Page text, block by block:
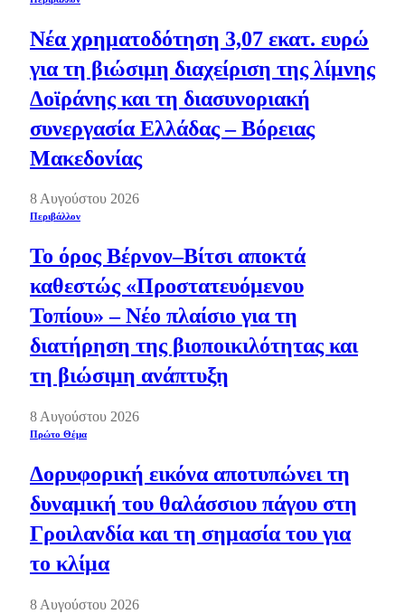
Νέα χρηματοδότηση 3,07 εκατ. ευρώ
για τη βιώσιμη διαχείριση της λίμνης
Δοϊράνης και τη διασυνοριακή
συνεργασία Ελλάδας – Βόρειας
Μακεδονίας
8 Αυγούστου 2026
Περιβάλλον
Το όρος Βέρνον–Βίτσι αποκτά
καθεστώς «Προστατευόμενου
Τοπίου» – Νέο πλαίσιο για τη
διατήρηση της βιοποικιλότητας και
τη βιώσιμη ανάπτυξη
8 Αυγούστου 2026
Πρώτο Θέμα
Δορυφορική εικόνα αποτυπώνει τη
δυναμική του θαλάσσιου πάγου στη
Γροιλανδία και τη σημασία του για
το κλίμα
8 Αυγούστου 2026